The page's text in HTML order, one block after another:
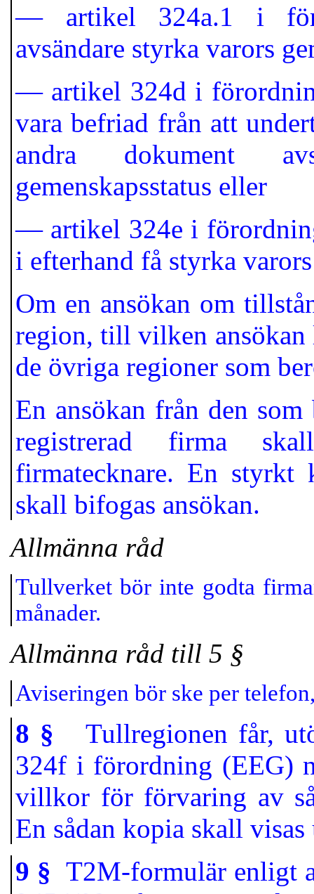
— artikel 324a.1 i
avsändare styrka varors
— artikel 324d i
vara befriad från att
andra dokument
gemenskapsstatus eller
— artikel 324e i
i efterhand få styrka
Om en ansökan om
region, till vilken ansökan
de övriga regioner som
En ansökan från den
registrerad firma
firmatecknare. En styrkt
skall bifogas ansökan.
Allmänna råd
Tullverket bör inte godta
månader.
Allmänna råd till 5 §
Aviseringen bör ske per
8 § Tullregionen får,
324f i förordning (EEG)
villkor för förvaring av
En sådan kopia skall
9 § T2M-formulär enligt